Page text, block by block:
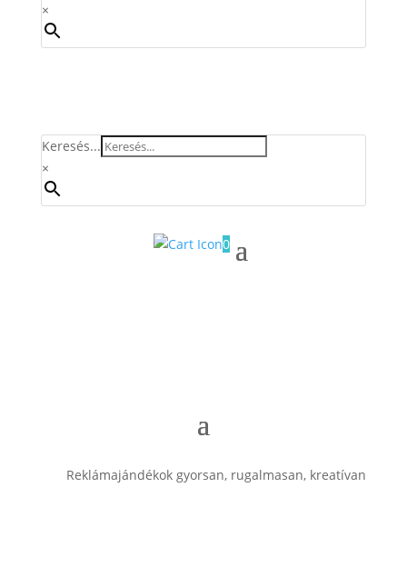
×
Keresés...
×
0
Reklámajándékok gyorsan, rugalmasan, kreatívan